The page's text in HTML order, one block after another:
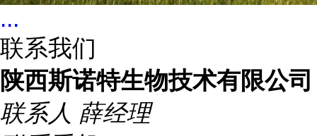
...
联系我们
陕西斯诺特生物技术有限公司
联系人 薛经理